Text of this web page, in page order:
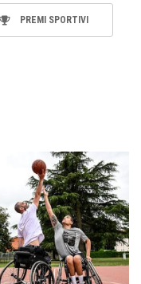
PREMI SPORTIVI